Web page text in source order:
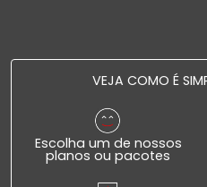
VEJA COMO É
Escolha um de nossos
planos ou pacotes